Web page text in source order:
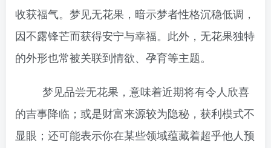
收获福气。梦见无花果，暗示梦者性格沉稳低调，
因不露锋芒而获得安宁与幸福。此外，无花果独特
的外形也常被关联到情欲、孕育等主题。
梦见品尝无花果，意味着近期将有令人欣喜
的吉事降临；或是财富来源较为隐秘，获利模式不
显眼；还可能表示你在某些领域蕴藏着超乎他人预